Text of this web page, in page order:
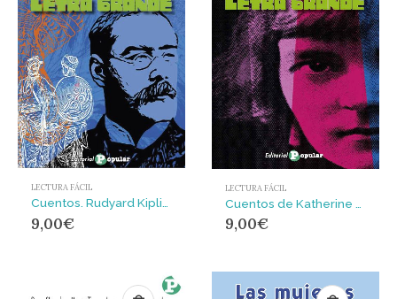
LECTURA FÁCIL
9,00€
LECTURA FÁCIL
9,00€